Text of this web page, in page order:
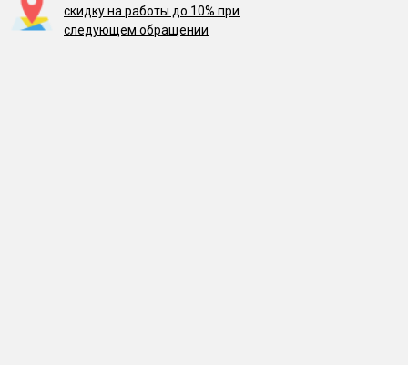
скидку на работы до 10% при
следующем обращении